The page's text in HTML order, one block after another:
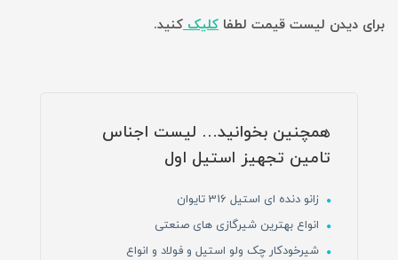
برای دیدن لیست قیمت لطفا کلیککنید.
همچنین بخوانید… لیست اجناس
تامین تجهیز استیل اول
زانو دنده ای استیل 316 تایوان
انواع بهترین شیرگازی های صنعتی
شیرخودکار چک ولو استیل و فولاد و انواع